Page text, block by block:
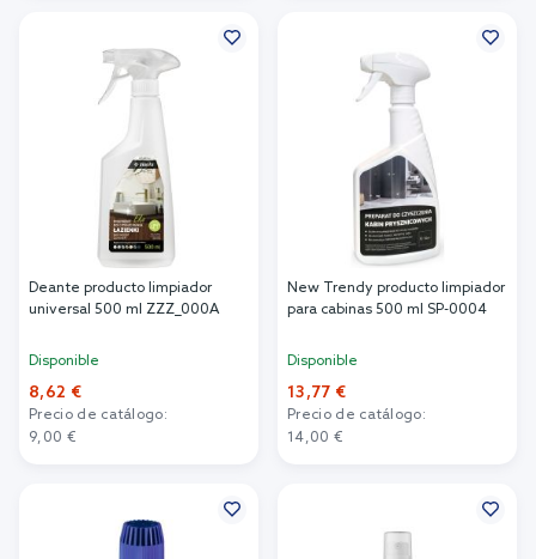
Deante producto limpiador
universal 500 ml ZZZ_000A
Disponible
8,62 €
Precio de catálogo:
9,00 €
New Trendy producto limpiador
para cabinas 500 ml SP-0004
Disponible
13,77 €
Precio de catálogo:
14,00 €